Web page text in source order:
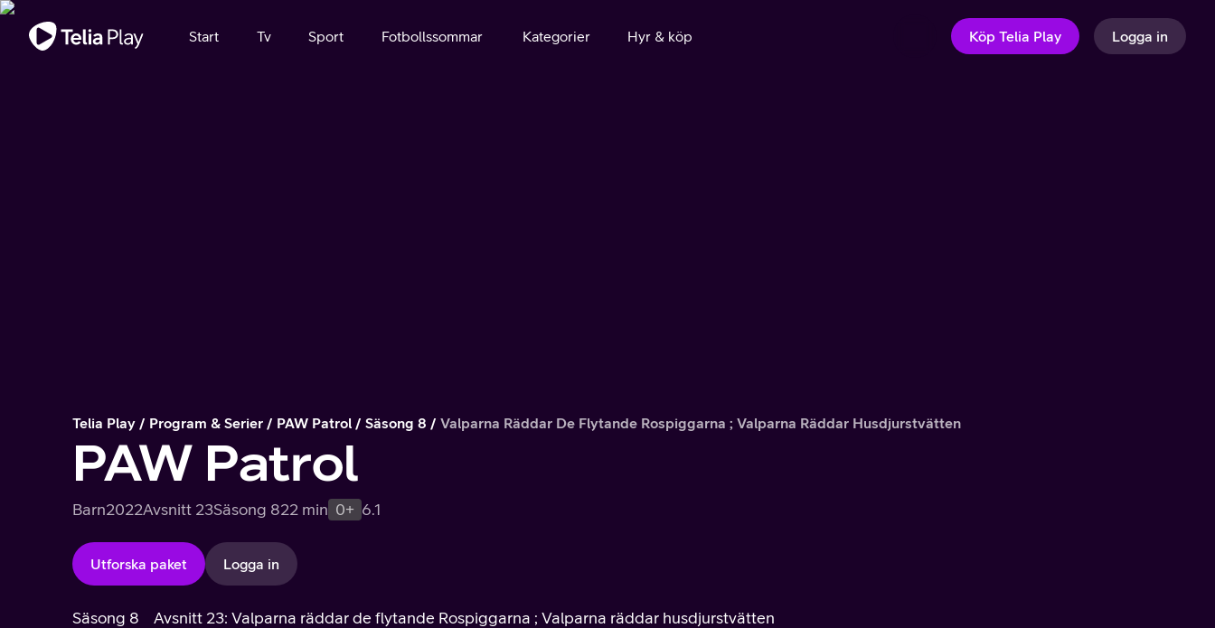
Viktigt meddelande
Start Tv Sport Fotbollssommar Kategorier Hyr & köp Köp Telia Play Logga in
Telia Play Program & Serier PAW Patrol Säsong 8 Valparna Räddar De Flytande Rospiggarna ; Valparna Räddar Husdjurstvätten
PAW Patrol
Barn2022Avsnitt 23Säsong 822 min 0+ 6.1
Utforska paket Logga in
Säsong 8 Avsnitt 23: Valparna räddar de flytande Rospiggarna ; Valparna räddar husdjurstvätten